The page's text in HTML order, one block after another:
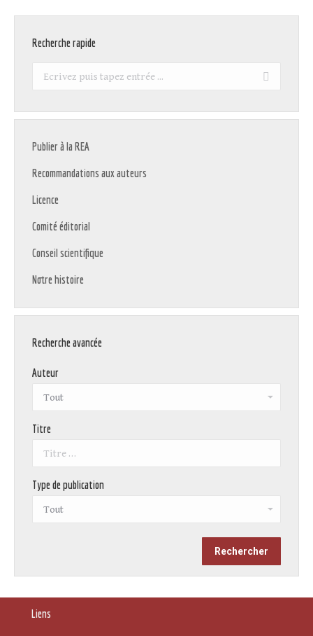
Recherche rapide
Recherche
Publier à la REA
Recommandations aux auteurs
Licence
Comité éditorial
Conseil scientifique
Notre histoire
Recherche avancée
Auteur
Titre
Type de publication
Liens